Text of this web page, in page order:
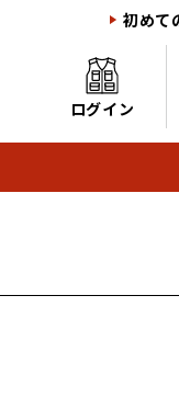
初めて
ログイン